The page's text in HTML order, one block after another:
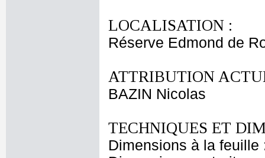
LOCALISATION :
Réserve Edmond de
ATTRIBUTION
BAZIN Nicolas
TECHNIQUES ET
Dimensions à la